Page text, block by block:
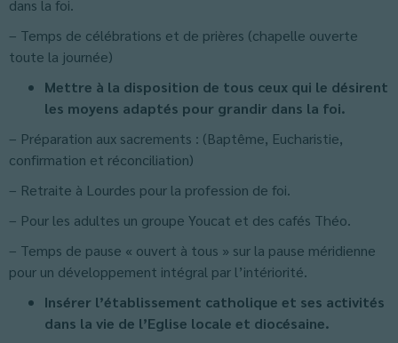
dans la foi.
– Temps de célébrations et de prières (chapelle ouverte
toute la journée)
Mettre à la disposition de tous ceux qui le désirent
les moyens adaptés pour grandir dans la foi.
– Préparation aux sacrements : (Baptême, Eucharistie,
confirmation et réconciliation)
– Retraite à Lourdes pour la profession de foi.
– Pour les adultes un groupe Youcat et des cafés Théo.
– Temps de pause « ouvert à tous » sur la pause méridienne
pour un développement intégral par l’intériorité.
Insérer l’établissement catholique et ses activités
dans la vie de l’Eglise locale et diocésaine.